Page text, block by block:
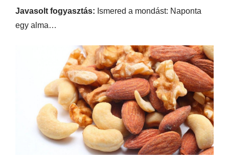
Javasolt fogyasztás: Ismered a mondást: Naponta
egy alma…